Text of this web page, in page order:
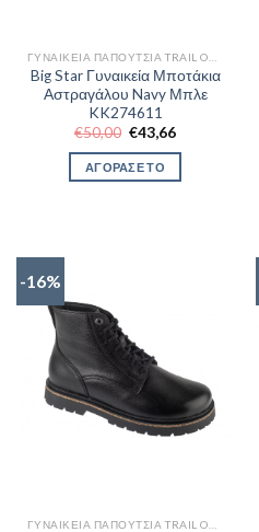
Big Star Γυναικεία Μποτάκια
Αστραγάλου Navy Μπλε
KK274611
€50,00 Original
price
was:
€50,00.
€43,66Η
τιμή
ΑΓΟΡΑΣΕ ΤΟ
-16%